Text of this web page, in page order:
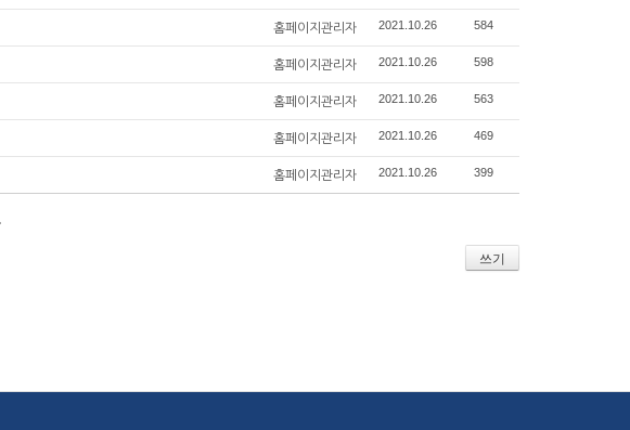
홈페이지관리자 2021.10.26 584
홈페이지관리자 2021.10.26 598
홈페이지관리자 2021.10.26 563
홈페이지관리자 2021.10.26 469
홈페이지관리자 2021.10.26 399
쓰기